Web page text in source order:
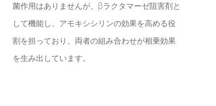
菌作用はありませんが、βラクタマーゼ阻害剤と
して機能し、アモキシシリンの効果を高める役
割を担っており、両者の組み合わせが相乗効果
を生み出しています。